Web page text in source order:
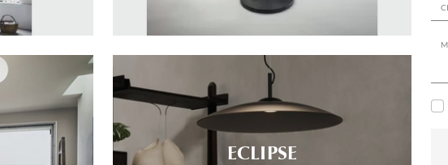
ECLIPSE